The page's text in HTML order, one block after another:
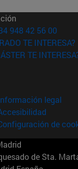
948 42 56 00
TE INTERESA?
TE
legal
de
de Sta.